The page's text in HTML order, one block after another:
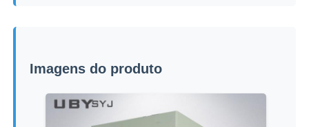
Imagens do produto